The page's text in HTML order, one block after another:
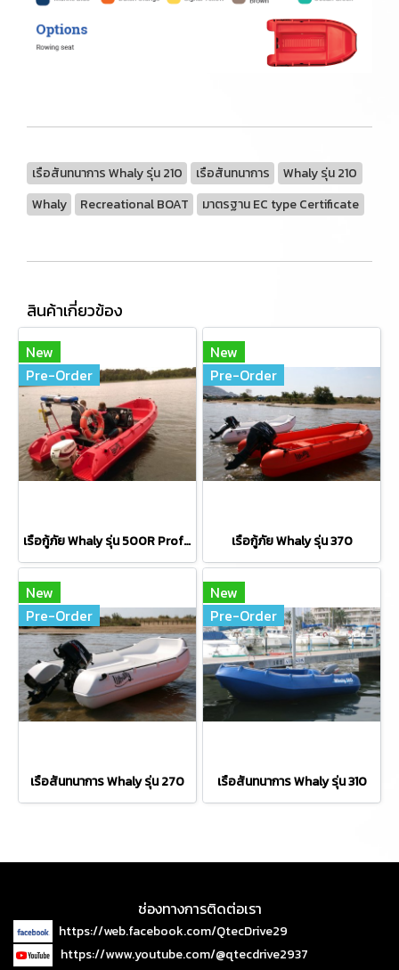
เรือสันทนาการ Whaly รุ่น 210 เรือสันทนาการ
Whaly รุ่น 210
Whaly
Recreational BOAT มาตรฐาน EC type Certificate
สินค้าเกี่ยวข้อง
New
Pre-Order
เรือกู้ภัย Whaly รุ่น 500R Professional
New
Pre-Order
เรือกู้ภัย Whaly รุ่น 370
New
Pre-Order
เรือสันทนาการ Whaly รุ่น 270
New
Pre-Order
เรือสันทนาการ Whaly รุ่น 310
ช่องทางการติดต่อเรา
https://web.facebook.com/QtecDrive29
https://www.youtube.com/@qtecdrive2937